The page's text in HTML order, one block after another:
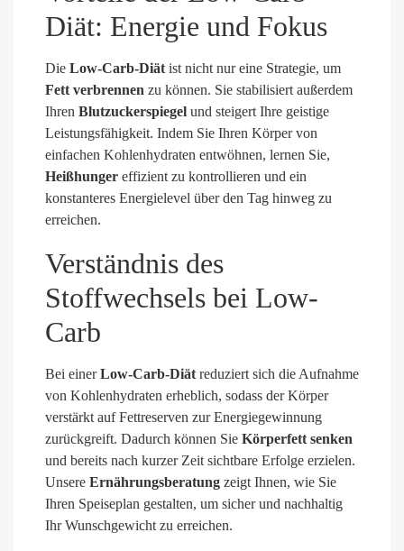
Diät: Energie und Fokus
Die Low-Carb-Diät ist nicht nur eine Strategie, um
Fett verbrennen zu können. Sie stabilisiert außerdem
Ihren Blutzuckerspiegel und steigert Ihre geistige
Leistungsfähigkeit. Indem Sie Ihren Körper von
einfachen Kohlenhydraten entwöhnen, lernen Sie,
Heißhunger effizient zu kontrollieren und ein
konstanteres Energielevel über den Tag hinweg zu
erreichen.
Verständnis des
Stoffwechsels bei Low-
Carb
Bei einerLow-Carb-Diät reduziert sich die Aufnahme
von Kohlenhydraten erheblich, sodass der Körper
verstärkt auf Fettreserven zur Energiegewinnung
zurückgreift. Dadurch können Sie Körperfett senken
und bereits nach kurzer Zeit sichtbare Erfolge erzielen.
Unsere Ernährungsberatung zeigt Ihnen, wie Sie
Ihren Speiseplan gestalten, um sicher und nachhaltig
Ihr Wunschgewicht zu erreichen.